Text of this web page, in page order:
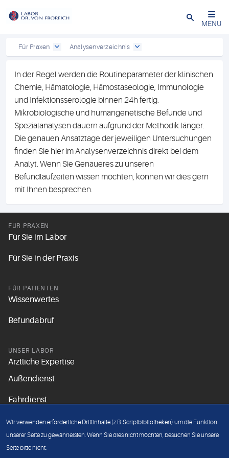
Close
MENU
Für Praxen Analysenverzeichnis
In der Regel werden die Routineparameter der klinischen
Chemie, Hämatologie, Hämostaseologie, Immunologie
und Infektionsserologie binnen 24h fertig.
Mikrobiologische und humangenetische Befunde und
Spezialanalysen dauern aufgrund der Methodik länger.
Die genauen Ansatztage der jeweiligen Untersuchungen
finden Sie hier im Analysenverzeichnis direkt bei dem
Analyt. Wenn Sie Genaueres zu unseren
Befundlaufzeiten wissen möchten, können wir dies gern
mit Ihnen besprechen.
FÜR PRAXEN
Für Sie im Labor
Für Sie in der Praxis
FÜR PATIENTEN
Wissenwertes
Befundabruf
UNSER LABOR
Ärztliche Expertise
Außendienst
Fahrdienst
Unsere Grundsätze
Wir verwenden erforderliche Drittinhalte (z.B. Scriptbibliotheken) um die Funktion
unserer Seite zu gewährleisten. Wenn Sie dies nicht möchten, besuchen Sie unsere
Seite bitte nicht.